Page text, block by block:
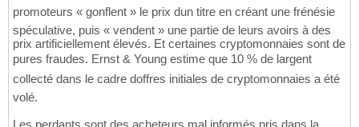
promoteurs « gonflent » le prix dun titre en créant une frénésie
spéculative, puis « vendent » une partie de leurs avoirs à des
prix artificiellement élevés. Et certaines cryptomonnaies sont de
pures fraudes. Ernst & Young estime que 10 % de largent
collecté dans le cadre doffres initiales de cryptomonnaies a été
volé.